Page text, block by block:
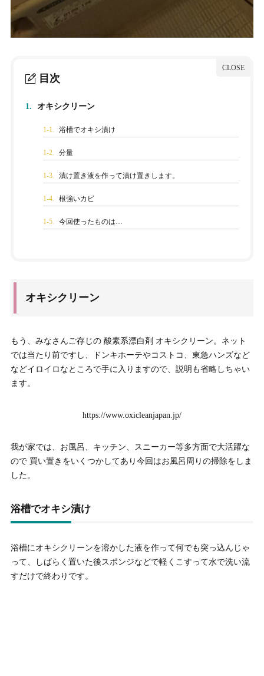
目次
1. オキシクリーン
1-1. 浴槽でオキシ漬け
1-2. 分量
1-3. 漬け置き液を作って漬け置きします。
1-4. 根強いカビ
1-5. 今回使ったものは…
オキシクリーン
もう、みなさんご存じの 酸素系漂白剤 オキシクリーン。ネット
では当たり前ですし、ドンキホーテやコストコ、東急ハンズなど
などイロイロなところで手に入りますので、説明も省略しちゃい
ます。
https://www.oxicleanjapan.jp/
我が家では、お風呂、キッチン、スニーカー等多方面で大活躍な
ので 買い置きをいくつかしてあり今回はお風呂周りの掃除をしま
した。
浴槽でオキシ漬け
浴槽にオキシクリーンを溶かした液を作って何でも突っ込んじゃ
って、しばらく置いた後スポンジなどで軽くこすって水で洗い流
すだけで終わりです。